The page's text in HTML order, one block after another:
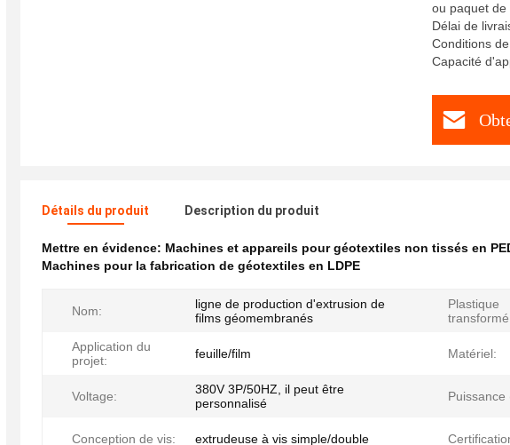
ou paquet
Délai de
Conditions
Capacité
Détails du produit Description du produit
Mettre en évidence: Machines et appareils pour géotextiles non tissés en
Machines pour la fabrication de géotextiles en LDPE
Nom:
ligne de production d'extrusion de
films géomembranés
Plastique
Application du
projet:
feuille/film Matériel:
Voltage:
380V 3P/50HZ, il peut être
personnalisé
Puissance
Conception de vis: extrudeuse à vis simple/double